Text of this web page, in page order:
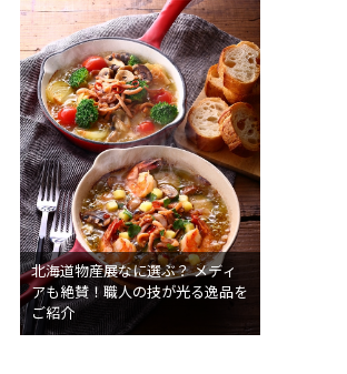
北海道物産展なに選ぶ？ メディ
アも絶賛！職人の技が光る逸品を
ご紹介